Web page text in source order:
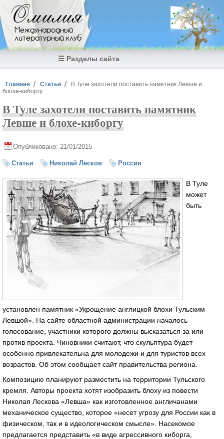
Перейти к основному содержанию
Омилия
Международный
литературный клуб
☰ Разделы сайта
Вы здесь
Главная Статьи
В Туле захотели поставить памятник Левше и
блохе-киборгу
В Туле захотели поставить памятник
Левше и блохе-киборгу
Опубликовано: 21/01/2015
Статьи Николай Лесков Россия
В Туле
может
быть
установлен памятник «Укрощение англицкой блохи Тульским
Левшой». На сайте областной администрации началось
голосование, участники которого должны высказаться за или
против проекта. Чиновники считают, что скульптура будет
особенно привлекательна для молодежи и для туристов всех
возрастов. Об этом сообщает сайт правительства региона.
Композицию планируют разместить на территории Тульского
кремля. Авторы проекта хотят изобразить блоху из повести
Николая Лескова «Левша» как изготовленное англичанами
механическое существо, которое «несет угрозу для России как в
физическом, так и в идеологическом смысле». Насекомое
предлагается представить «в виде агрессивного киборга,